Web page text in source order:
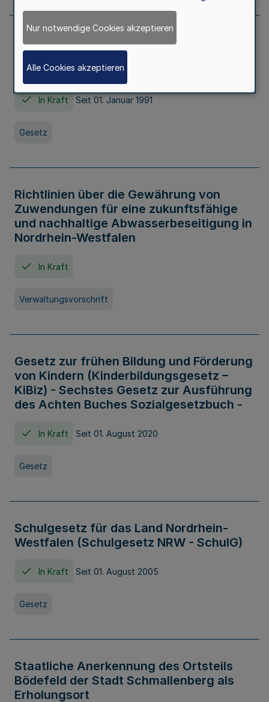
Erstes Gesetz zur Ausführung des
Kinder- und Jugendhilfegesetzes - AG -
KJHG -
In Kraft Seit 01. Januar 1991
Gesetz
Richtlinien über die Gewährung von
Zuwendungen für eine zukunftsfähige
und nachhaltige Abwasserbeseitigung in
Nordrhein-Westfalen
In Kraft
Verwaltungsvorschrift
Gesetz zur frühen Bildung und Förderung
von Kindern (Kinderbildungsgesetz –
KiBiz) - Sechstes Gesetz zur Ausführung
des Achten Buches Sozialgesetzbuch -
In Kraft Seit 01. August 2020
Gesetz
Schulgesetz für das Land Nordrhein-
Westfalen (Schulgesetz NRW - SchulG)
In Kraft Seit 01. August 2005
Gesetz
Staatliche Anerkennung des Ortsteils
Bödefeld der Stadt Schmallenberg als
Erholungsort
Nur notwendige Cookies akzeptieren
Alle Cookies akzeptieren